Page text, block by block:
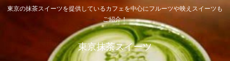
東京の抹茶スイーツを提供しているカフェを中心にフルーツや映えスイーツも
ご紹介！
東京抹茶スイーツ